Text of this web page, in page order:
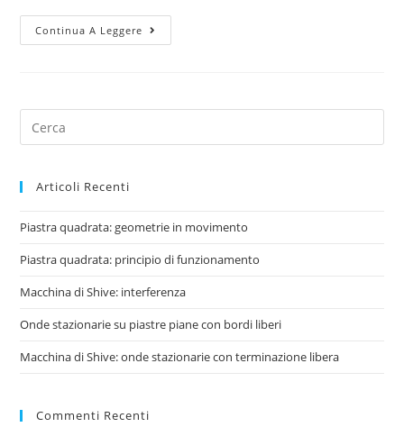
Continua A Leggere
di
Search
for:
Articoli Recenti
Piastra quadrata: geometrie in movimento
Piastra quadrata: principio di funzionamento
Macchina di Shive: interferenza
Onde stazionarie su piastre piane con bordi liberi
Macchina di Shive: onde stazionarie con terminazione libera
Commenti Recenti